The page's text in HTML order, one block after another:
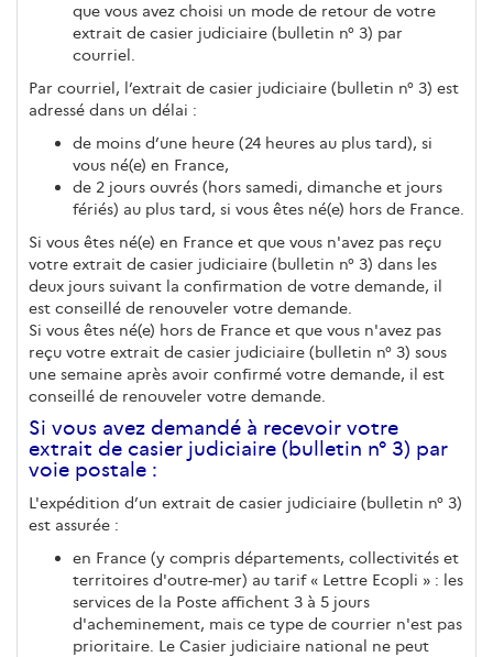
que vous avez choisi un mode de retour de votre
extrait de casier judiciaire (bulletin n° 3) par
courriel.
Par courriel, l’extrait de casier judiciaire (bulletin n° 3) est
adressé dans un délai :
de moins d’une heure (24 heures au plus tard), si
vous né(e) en France,
de 2 jours ouvrés (hors samedi, dimanche et jours
fériés) au plus tard, si vous êtes né(e) hors de France.
Si vous êtes né(e) en France et que vous n'avez pas reçu
votre extrait de casier judiciaire (bulletin n° 3) dans les
deux jours suivant la confirmation de votre demande, il
est conseillé de renouveler votre demande.
Si vous êtes né(e) hors de France et que vous n'avez pas
reçu votre extrait de casier judiciaire (bulletin n° 3) sous
une semaine après avoir confirmé votre demande, il est
conseillé de renouveler votre demande.
Si vous avez demandé à recevoir votre
extrait de casier judiciaire (bulletin n° 3) par
voie postale :
L'expédition d’un extrait de casier judiciaire (bulletin n° 3)
est assurée :
en France (y compris départements, collectivités et
territoires d'outre-mer) au tarif « Lettre Ecopli » : les
services de la Poste affichent 3 à 5 jours
d'acheminement, mais ce type de courrier n'est pas
prioritaire. Le Casier judiciaire national ne peut